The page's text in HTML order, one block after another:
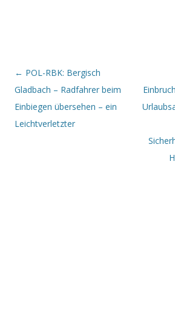
Beitrags-Navigation
← POL-RBK: Bergisch
Gladbach – Radfahrer beim
Einbiegen übersehen – ein
Leichtverletzter